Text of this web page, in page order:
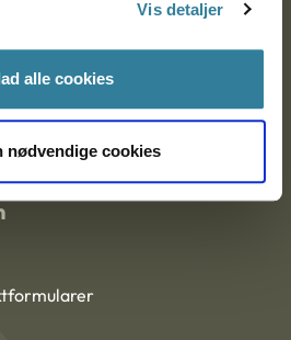
Vis detaljer
alle cookies
nødvendige cookies